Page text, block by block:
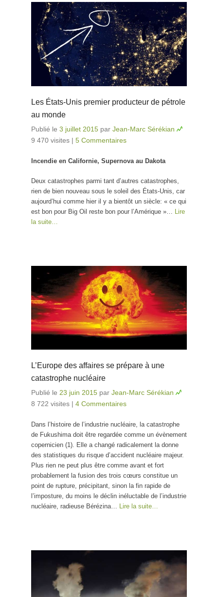
Les États-Unis premier producteur de pétrole
au monde
Publié le 3 juillet 2015 par Jean-Marc Sérékian
9 470 visites | 5 Commentaires
Incendie en Californie, Supernova au Dakota
Deux catastrophes parmi tant d’autres catastrophes,
rien de bien nouveau sous le soleil des États-Unis, car
aujourd’hui comme hier il y a bientôt un siècle: « ce qui
est bon pour Big Oil reste bon pour l’Amérique »… Lire
la suite…
L’Europe des affaires se prépare à une
catastrophe nucléaire
Publié le 23 juin 2015 par Jean-Marc Sérékian
8 722 visites | 4 Commentaires
Dans l’histoire de l’industrie nucléaire, la catastrophe
de Fukushima doit être regardée comme un évènement
copernicien (1). Elle a changé radicalement la donne
des statistiques du risque d’accident nucléaire majeur.
Plus rien ne peut plus être comme avant et fort
probablement la fusion des trois cœurs constitue un
point de rupture, précipitant, sinon la fin rapide de
l’imposture, du moins le déclin inéluctable de l’industrie
nucléaire, radieuse Bérézina… Lire la suite…